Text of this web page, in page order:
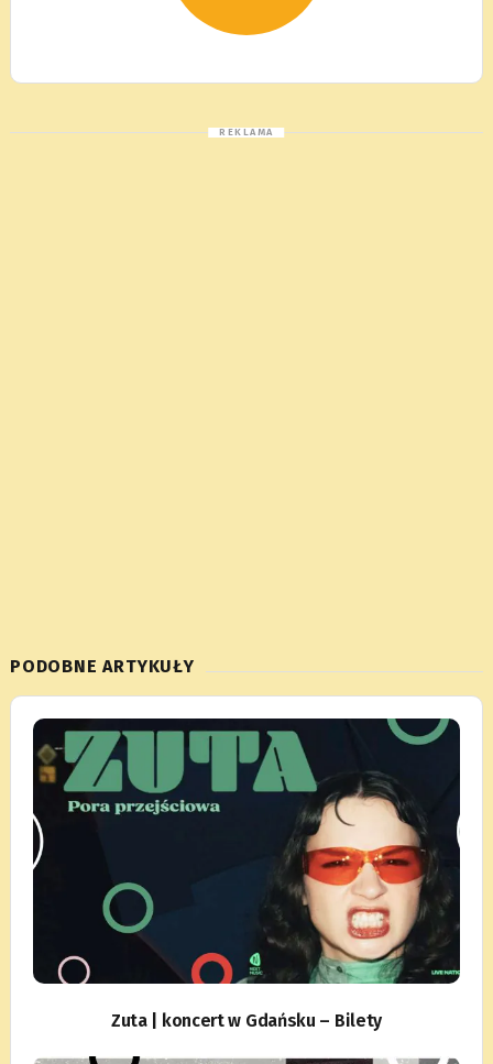
PODOBNE ARTYKUŁY
Zuta | koncert w Gdańsku – Bilety